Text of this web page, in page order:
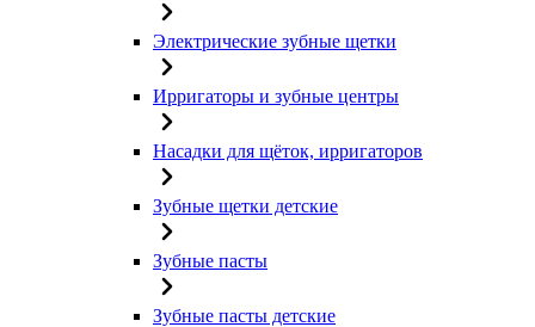
Электрические зубные щетки
Ирригаторы и зубные центры
Насадки для щёток, ирригаторов
Зубные щетки детские
Зубные пасты
Зубные пасты детские